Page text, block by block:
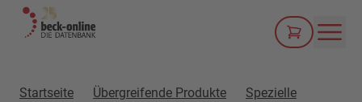
Startseite Übergreifende Produkte
Spezielle